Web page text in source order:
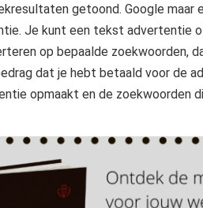
getoond. Google
Je kunt een tekst advertentie
op bepaalde zoekwoorden,
dat je hebt betaald voor de
opmaakt en de zoekwoorden